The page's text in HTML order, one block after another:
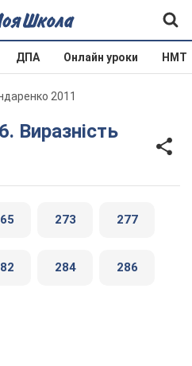
ДПА Онлайн уроки НМТ
2011
273 277
284 286